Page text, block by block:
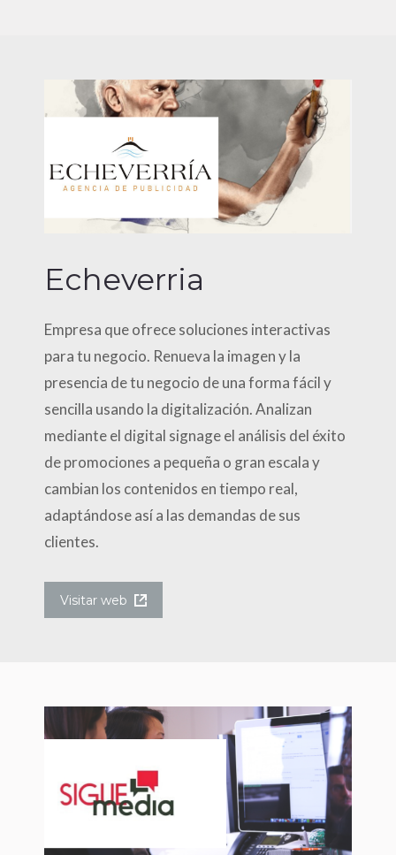
Echeverria
Empresa que ofrece soluciones interactivas
para tu negocio. Renueva la imagen y la
presencia de tu negocio de una forma fácil y
sencilla usando la digitalización. Analizan
mediante el digital signage el análisis del éxito
de promociones a pequeña o gran escala y
cambian los contenidos en tiempo real,
adaptándose así a las demandas de sus
clientes.
Visitar web